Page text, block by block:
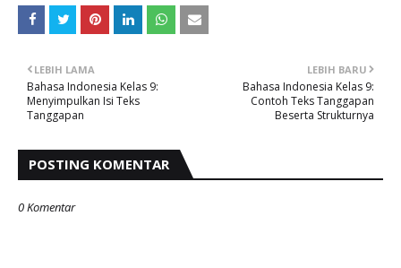
LEBIH BARU
Bahasa Indonesia Kelas 9:
Contoh Teks Tanggapan
Beserta Strukturnya
LEBIH LAMA
Bahasa Indonesia Kelas 9:
Menyimpulkan Isi Teks
Tanggapan
POSTING KOMENTAR
0 Komentar